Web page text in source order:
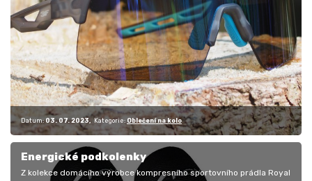
Datum: 03. 07. 2023 Kategorie: Oblečení na kolo
Energické podkolenky
Z kolekce domácího výrobce kompresního sportovního prádla Royal